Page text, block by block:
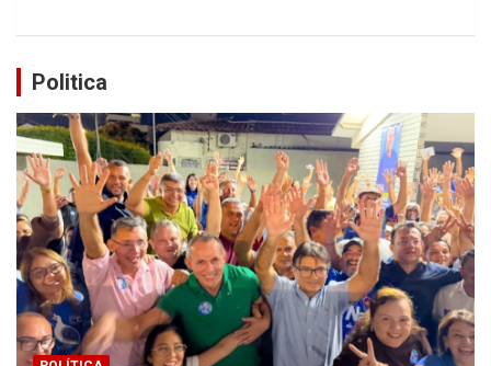
Politica